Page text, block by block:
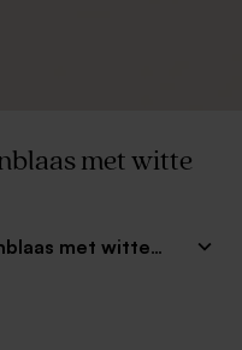
met witte
met witte
terugvinden bij